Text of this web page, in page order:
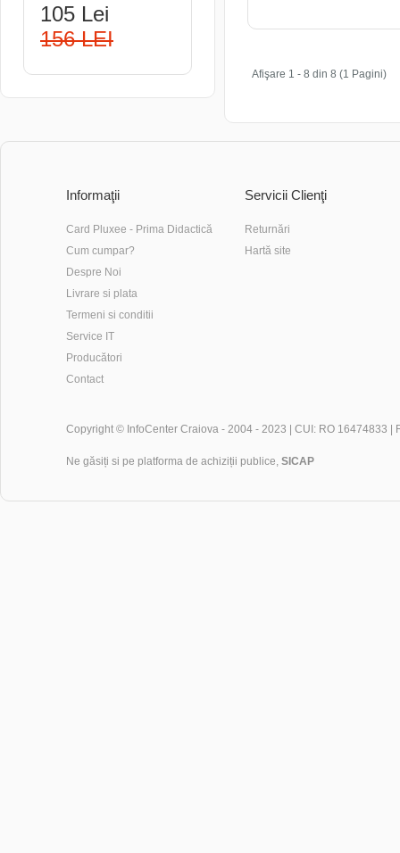
105 Lei
156 LEI
Afişare 1 - 8 din 8 (1 Pagini)
Informaţii
Card Pluxee - Prima Didactică
Cum cumpar?
Despre Noi
Livrare si plata
Termeni si conditii
Service IT
Producători
Contact
Servicii Clienţi
Returnări
Hartă site
Copyright © InfoCenter Craiova - 2004 - 2023 | CUI: RO 16474833 |
Ne găsiți si pe platforma de achiziții publice, SICAP